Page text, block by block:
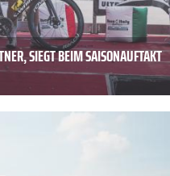
SIEGT BEIM SAISONAUFTAKT